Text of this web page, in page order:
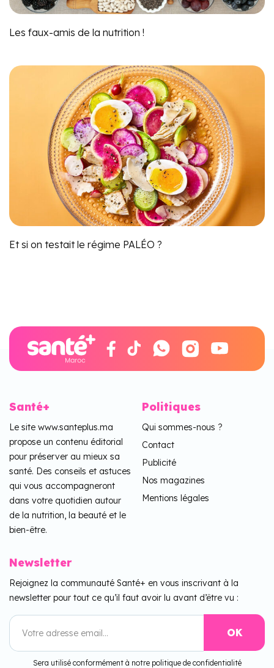
Les faux-amis de la nutrition !
Et si on testait le régime PALÉO ?
Santé+
Le site www.santeplus.ma
propose un contenu éditorial
pour préserver au mieux sa
santé. Des conseils et astuces
qui vous accompagneront
dans votre quotidien autour
de la nutrition, la beauté et le
bien-être.
Politiques
Qui sommes-nous ?
Contact
Publicité
Nos magazines
Mentions légales
Newsletter
Rejoignez la communauté Santé+ en vous inscrivant à la
newsletter pour tout ce qu’il faut avoir lu avant d’être vu :
Sera utilisé conformément à notre politique de confidentialité